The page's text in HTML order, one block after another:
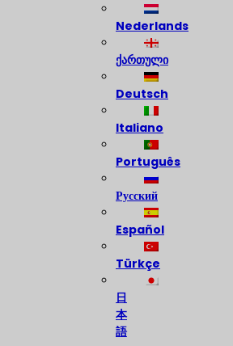
Nederlands
ქართული
Deutsch
Italiano
Português
Русский
Español
Türkçe
日
本
語